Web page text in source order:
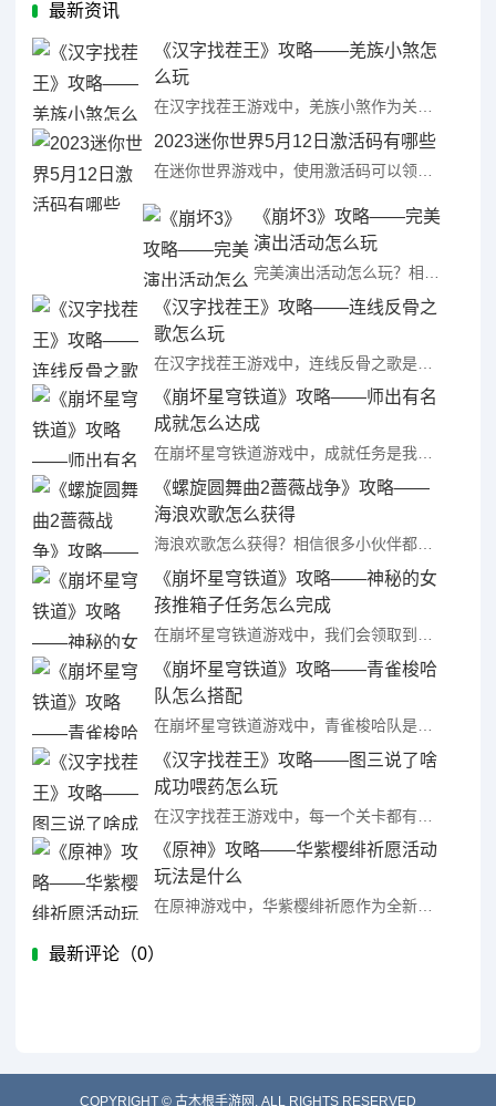
最新资讯
《汉字找茬王》攻略——羌族小煞怎
么玩
在汉字找茬王游戏中，羌族小煞作为关卡之一，不少小伙伴在进行挑战时可能都被卡住了，对于正确的通关方法还不清楚，因此想要了解过关的方法，那么汉字找茬王羌族小煞怎么玩呢?接下来就让我们一起来看看汉字找茬王羌 ...
2023迷你世界5月12日激活码有哪些
《崩坏3》攻略——完美
演出活动怎么玩
《汉字找茬王》攻略——连线反骨之
歌怎么玩
《崩坏星穹铁道》攻略——师出有名
成就怎么达成
在崩坏星穹铁道游戏中，成就任务是我们发展的关键，我们可以通过成就任务来获取资源从而更好的发展，其中师出有名成就任务可能很多小伙伴还没完成，那么崩坏星穹铁道师出有名成就怎么达成呢?接下来就让我们一起来看 ...
《螺旋圆舞曲2蔷薇战争》攻略——
海浪欢歌怎么获得
海浪欢歌怎么获得？相信很多小伙伴都不知道吧？拥有维多利亚、中华风、哥特、帝政、洛可可等时装风格，采用Live2D动画技术，实现全场景、全时装动态换装；拥有百万字剧情，超过200位角色以及可与你发展成为 ...
《崩坏星穹铁道》攻略——神秘的女
孩推箱子任务怎么完成
《崩坏星穹铁道》攻略——青雀梭哈
队怎么搭配
《汉字找茬王》攻略——图三说了啥
成功喂药怎么玩
《原神》攻略——华紫樱绯祈愿活动
玩法是什么
在原神游戏中，华紫樱绯祈愿作为全新活动已经和3.7版本一起上线了，相信不少小伙伴对于本次的这个全新活动都非常感兴趣想要了解活动的详情，那么原神华紫樱绯祈愿活动玩法是什么呢?接下来就让我们一起来看看原神 ...
最新评论（0）
COPYRIGHT © 古木根手游网. ALL RIGHTS RESERVED